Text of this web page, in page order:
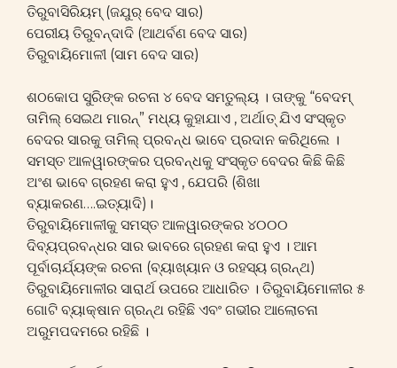
ତିରୁବାସିରିୟମ୍ (ଜଯୁର୍ ବେଦ ସାର)
ପେରୀୟ ତିରୁବନ୍ଦାଦି (ଆଥର୍ବଣ ବେଦ ସାର)
ତିରୁବାୟିମୋଳୀ (ସାମ ବେଦ ସାର)
ଶଠକୋପ ସୁରିଙ୍କ ରଚନା ୪ ବେଦ ସମତୁଲ୍ୟ । ତାଙ୍କୁ “ବେଦମ୍
ତାମିଲ୍ ସେଇଥ ମାରନ୍” ମଧ୍ୟ କୁହାଯାଏ , ଅର୍ଥାତ୍ ଯିଏ ସଂସ୍କୃତ
ବେଦର ସାରକୁ ତାମିଲ୍ ପ୍ରବନ୍ଧ ଭାବେ ପ୍ରଦାନ କରିଥିଲେ ।
ସମସ୍ତ ଆଳୱାରଙ୍କର ପ୍ରବନ୍ଧକୁ ସଂସ୍କୃତ ବେଦର କିଛି କିଛି
ଅଂଶ ଭାବେ ଗ୍ରହଣ କରା ହୁଏ , ଯେପରି (ଶିଖା
ବ୍ୟାକରଣ….ଇତ୍ୟାଦି)।
ତିରୁବାୟିମୋଳୀକୁ ସମସ୍ତ ଆଳୱାରଙ୍କର ୪୦୦୦
ଦିବ୍ୟପ୍ରବନ୍ଧର ସାର ଭାବରେ ଗ୍ରହଣ କରା ହୁଏ । ଆମ
ପୂର୍ବାଚାର୍ଯ୍ୟଙ୍କ ରଚନା (ବ୍ୟାଖ୍ୟାନ ଓ ରହସ୍ୟ ଗ୍ରନ୍ଥ)
ତିରୁବାୟିମୋଳୀର ସାରାର୍ଥ ଉପରେ ଆଧାରିତ । ତିରୁବାୟିମୋଳୀର ୫
ଗୋଟି ବ୍ୟାକ୍ଷାନ ଗ୍ରନ୍ଥ ରହିଛି ଏବଂ ଗଭୀର ଆଲୋଚନା
ଅରୁମପଦମରେ ରହିଛି ।